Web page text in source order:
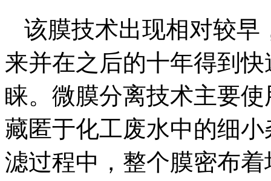
该膜技术出现相对较早
来并在之后的十年得到
睐。微膜分离技术主要
藏匿于化工废水中的细
滤过程中，整个膜密布